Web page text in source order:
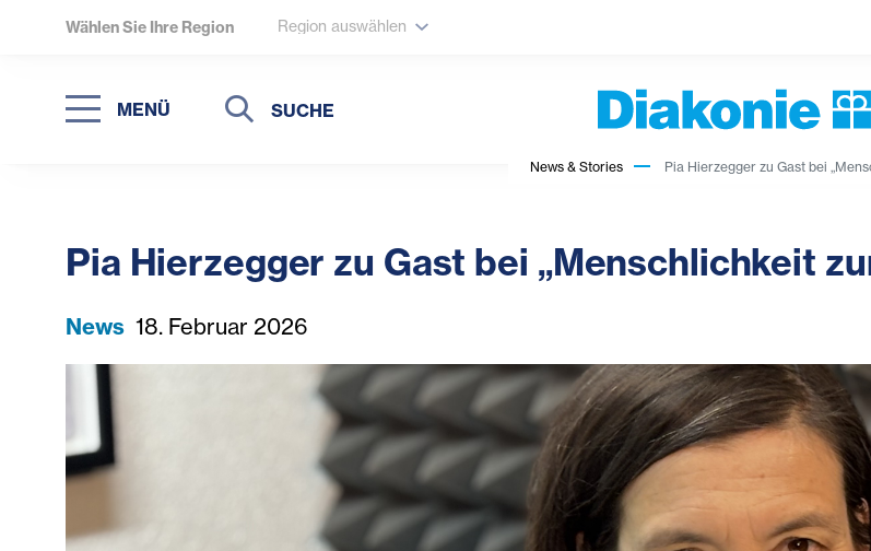
Wählen Sie Ihre Region Region auswählen
MENÜ
Suche
Suche
News & Stories Pia Hierzegger zu Gast bei
Pia Hierzegger zu Gast bei „Menschlichkeit
News 18. Februar 2026